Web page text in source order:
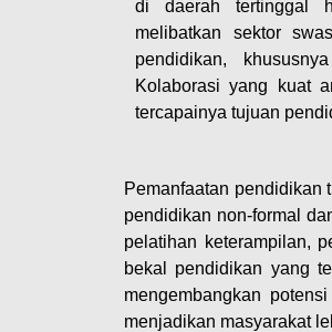
di daerah tertinggal
melibatkan sektor
pendidikan,
Kolaborasi yang kuat
tercapainya tujuan
Pemanfaatan pendidikan
pendidikan non-formal
pelatihan keterampilan,
bekal pendidikan yang
mengembangkan
menjadikan masyarakat